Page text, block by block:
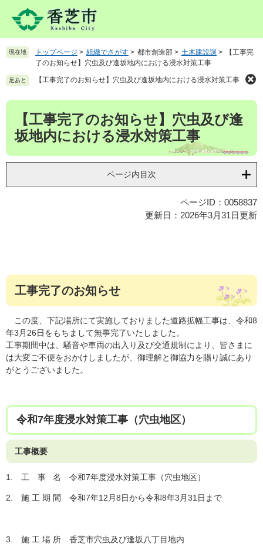
先
。
を
て
現在地 トップページ > 組織でさがす > 都市創造部 > 土木建設課 >
【工事完
了のお知らせ】穴虫及び逢坂地内における浸水対策工事
足あと 【工事完了のお知らせ】穴虫及び逢坂地内における浸水対策工事
本
【工事完了のお知らせ】穴虫及び逢
坂地内における浸水対策工事
ページ内目次
ページID：0058837
更新日：2026年3月31日更新
工事完了のお知らせ
この度、​下記場所にて実施しておりました道路拡幅工事は、令和8
年3月26日をもちまして無事完了いたしました。
工事期間中は、騒音や車両の出入り及び交通規制により、皆さまに
は大変ご不便をおかけしましたが、御理解と御協力を賜り誠にあり
がとうございました。
令和7年度浸水対策工事（穴虫地区）
工事概要
1. 工 事 名 令和7年度浸水対策工事（穴虫地区）
2. 施 工 期 間 令和7年12月8日から令和8年3月31日まで​
3. 施 工 場 所 香芝市穴虫及び逢坂八丁目地内